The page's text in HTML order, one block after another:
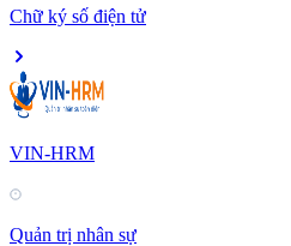
Chữ ký số điện tử
VIN-HRM
Quản trị nhân sự